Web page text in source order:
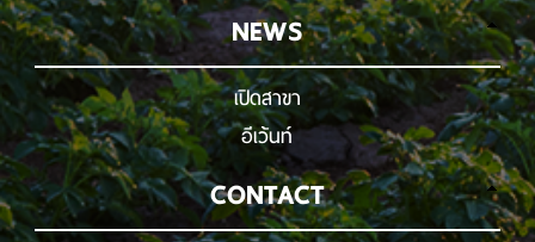
NEWS
เปิดสาขา
อีเว้นท์
CONTACT